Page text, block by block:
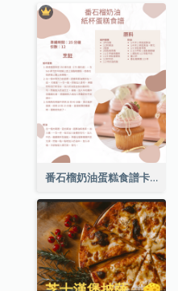
番石榴奶油蛋糕食譜卡